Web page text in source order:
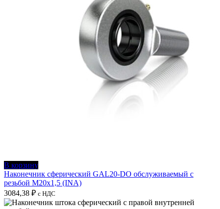
В корзину
Наконечник сферический GAL20-DO обслуживаемый с
резьбой M20x1,5 (INA)
3084,38 ₽ с НДС